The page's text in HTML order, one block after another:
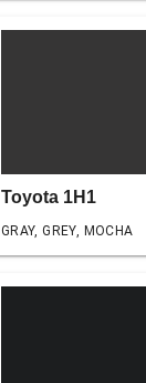
Toyota 1H1
GRAY, GREY, MOCHA